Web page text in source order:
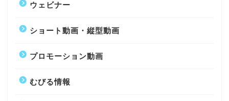
ウェビナー
ショート動画・縦型動画
プロモーション動画
むびる情報